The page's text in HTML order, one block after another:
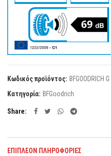
Κωδικός προϊόντος: BFGOODRICH
Κατηγορία: BFGoodrich
Share
ΕΠΙΠΛΈΟΝ ΠΛΗΡΟΦΟΡΊΕΣ